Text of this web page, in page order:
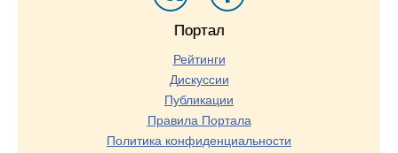
Портал
Рейтинги
Дискуссии
Публикации
Правила Портала
Политика конфиденциальности